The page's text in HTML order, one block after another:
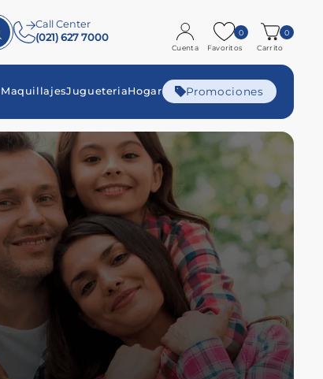
Call Center
(021) 627 7000
Cuenta Favoritos
0
Carrito
0
MaquillajesJugueteriaHogar Promociones